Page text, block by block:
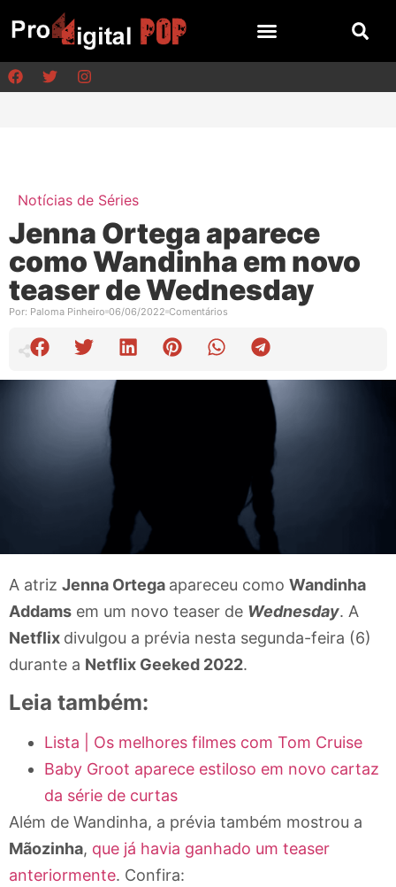
Notícias de Séries
Jenna Ortega aparece
como Wandinha em novo
teaser de Wednesday
Por: Paloma Pinheiro 06/06/2022 Comentários
A atriz Jenna Ortega apareceu como Wandinha
Addams em um novo teaser de Wednesday. A
Netflix divulgou a prévia nesta segunda-feira (6)
durante a Netflix Geeked 2022.
Leia também:
Lista | Os melhores filmes com Tom Cruise
Baby Groot aparece estiloso em novo cartaz
da série de curtas
Além de Wandinha, a prévia também mostrou a
Mãozinha, que já havia ganhado um teaser
anteriormente. Confira: